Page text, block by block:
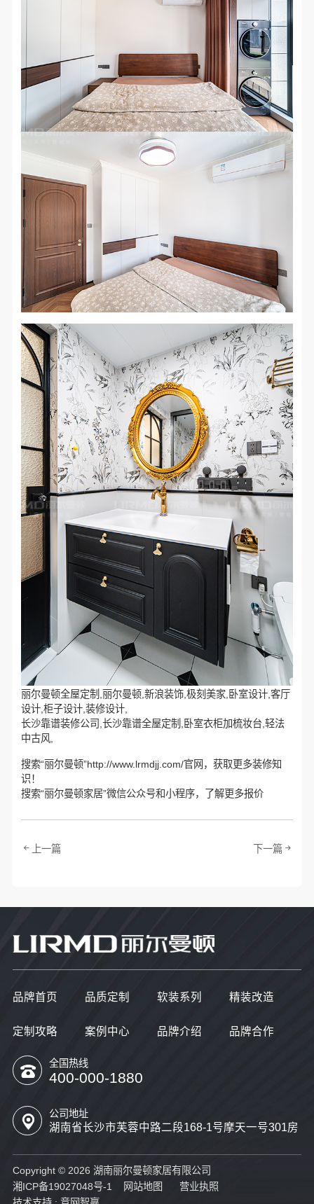
丽尔曼顿全屋定制,丽尔曼顿,新浪装饰,极刻美家,卧室设计,客厅
设计,柜子设计,装修设计,
长沙靠谱装修公司,长沙靠谱全屋定制,卧室衣柜加梳妆台,轻法
中古风,
搜索“丽尔曼顿”http://www.lrmdjj.com/官网，获取更多装修知
识！
搜索“丽尔曼顿家居”微信公众号和小程序，了解更多报价
上一篇 下一篇
品牌首页 品质定制 软装系列 精装改造
定制攻略 案例中心 品牌介绍 品牌合作
全国热线
400-000-1880
公司地址
湖南省长沙市芙蓉中路二段168-1号摩天一号301房
Copyright © 2026 湖南丽尔曼顿家居有限公司
湘ICP备19027048号-1
网站地图
营业执照